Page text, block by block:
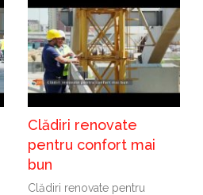
Clădiri renovate
pentru confort mai
bun
Clădiri renovate pentru